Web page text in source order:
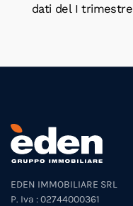
dati del I trimestre
EDEN IMMOBILIARE SRL
P. Iva : 02744000361